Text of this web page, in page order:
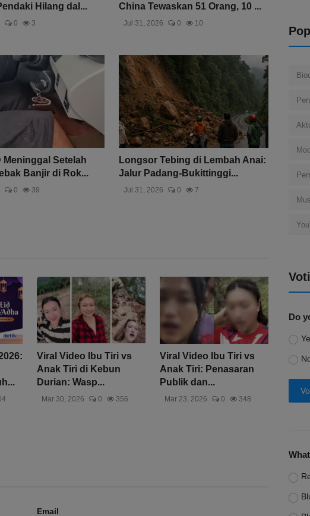
Hilang dal...
0 3
China Tewaskan 51 Orang, 10 ...
Jul 31, 2026 0 10
Meninggal Setelah
Banjir di Rok...
0 39
Longsor Tebing di Lembah Anai:
Jalur Padang-Bukittinggi...
Jul 31, 2026 0 7
Viral Video Ibu Tiri vs
Anak Tiri di Kebun
Durian: Wasp...
Mar 30, 2026 0 356
Viral Video Ibu Tiri vs
Anak Tiri: Penasaran
Publik dan...
Mar 23, 2026 0 348
Email
Do